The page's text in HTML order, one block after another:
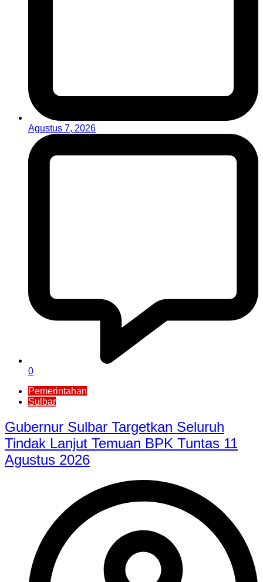
Agustus 7, 2026
0
Pemerintahan
Sulbar
Gubernur Sulbar Targetkan Seluruh
Tindak Lanjut Temuan BPK Tuntas 11
Agustus 2026